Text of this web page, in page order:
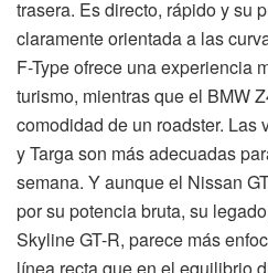
trasera. Es directo, rápido y su
claramente orientada a las
F-Type ofrece una experiencia
turismo, mientras que el BMW
comodidad de un roadster. Las
y Targa son más adecuadas
semana. Y aunque el Nissan
por su potencia bruta, su
Skyline GT-R, parece más